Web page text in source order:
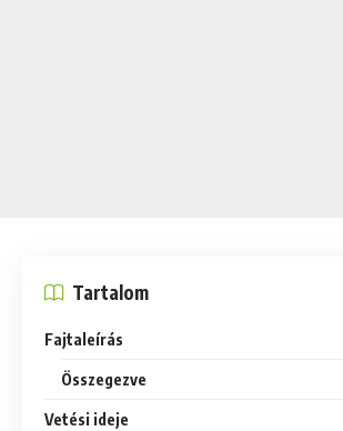
Tartalom
Fajtaleírás
Összegezve
Vetési ideje